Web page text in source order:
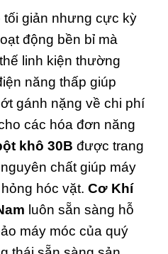
tối giản nhưng cực kỳ
động bền bỉ mà
linh kiện thường
năng thấp giúp
gánh nặng về chi phí
các hóa đơn năng
khô 30B được trang
chất giúp máy
hóc vặt. Cơ Khí
luôn sẵn sàng hỗ
máy móc của quý